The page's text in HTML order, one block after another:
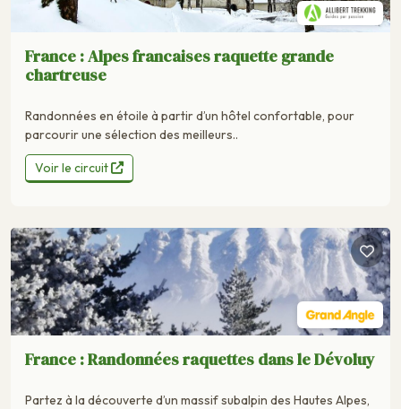
France : Alpes francaises raquette grande
chartreuse
Randonnées en étoile à partir d’un hôtel confortable, pour
parcourir une sélection des meilleurs..
Voir le circuit
France : Randonnées raquettes dans le Dévoluy
Partez à la découverte d’un massif subalpin des Hautes Alpes,